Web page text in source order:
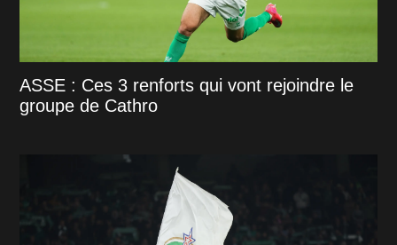
ASSE : Ces 3 renforts qui vont rejoindre le
groupe de Cathro